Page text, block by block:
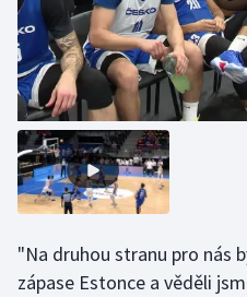
Ragby
Rychlobruslení
Rychlostní kanoistika
Short track
Stolní tenis
"Na druhou stranu pro nás
zápase Estonce a věděli